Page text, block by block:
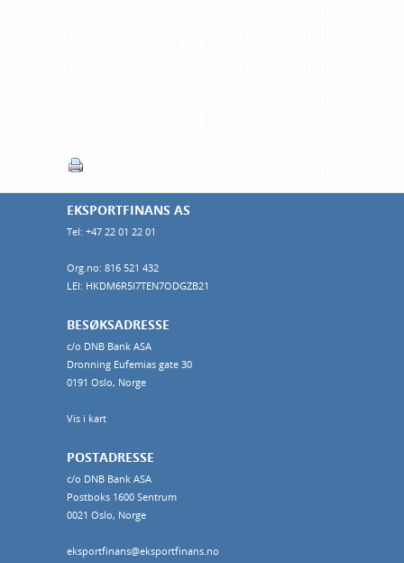
EKSPORTFINANS AS
Tel: +47 22 01 22 01
Org.no: 816 521 432
LEI: HKDM6R5I7TEN7ODGZB21
BESØKSADRESSE
c/o DNB Bank ASA
Dronning Eufemias gate 30
0191 Oslo, Norge
Vis i kart
POSTADRESSE
c/o DNB Bank ASA
Postboks 1600 Sentrum
0021 Oslo, Norge
eksportfinans@eksportfinans.no